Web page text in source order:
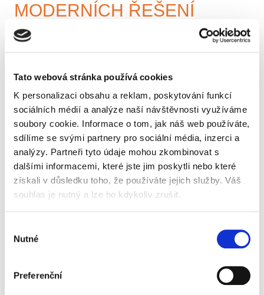
Tato webová stránka používá cookies
K personalizaci obsahu a reklam, poskytování funkcí
sociálních médií a analýze naší návštěvnosti využíváme
soubory cookie. Informace o tom, jak náš web používáte,
sdílíme se svými partnery pro sociální média, inzerci a
analýzy. Partneři tyto údaje mohou zkombinovat s
dalšími informacemi, které jste jim poskytli nebo které
získali v důsledku toho, že používáte jejich služby. Váš
souhlas je nutný a lze ho kdykoliv zrušit.
souhlasu
Nutné
Preferenční
MODERNÍCH ŘEŠENÍ
INTEGROVANÉ SPRÁVY
BUDOV
moderní řešení při správě budov? Jste provozním
ředitelem, property manažerem nebo CEO, který